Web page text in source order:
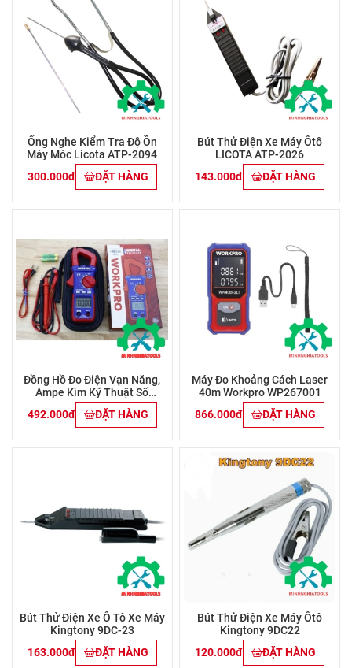
Ống Nghe Kiểm Tra Độ Ồn
Máy Móc Licota ATP-2094
300.000đ
ĐẶT HÀNG
Bút Thử Điện Xe Máy Ôtô
LICOTA ATP-2026
143.000đ
ĐẶT HÀNG
Đồng Hồ Đo Điện Vạn Năng,
Ampe Kìm Kỹ Thuật Số
Workpro - WP295006
492.000đ ĐẶT HÀNG
Máy Đo Khoảng Cách Laser
40m Workpro WP267001
866.000đ
ĐẶT HÀNG
Bút Thử Điện Xe Ô Tô Xe Máy
Kingtony 9DC-23
163.000đ
ĐẶT HÀNG
Bút Thử Điện Xe Máy Ôtô
Kingtony 9DC22
120.000đ
ĐẶT HÀNG